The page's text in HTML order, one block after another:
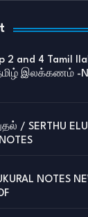
2 and 4 Tamil
இலக்கணம் -
/ SERTHU
NOTES